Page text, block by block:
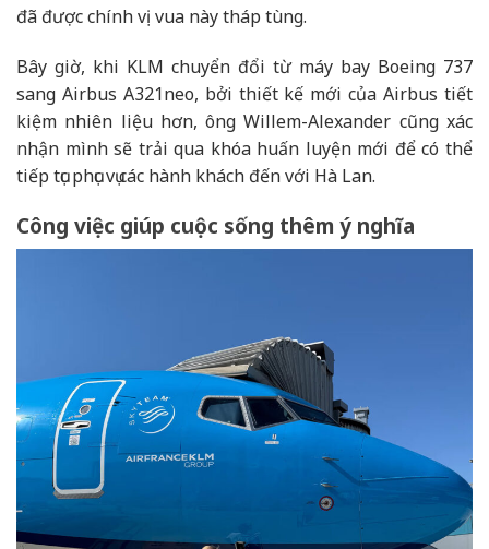
đã được chính vị vua này tháp tùng.
Bây giờ, khi KLM chuyển đổi từ máy bay Boeing 737
sang Airbus A321neo, bởi thiết kế mới của Airbus tiết
kiệm nhiên liệu hơn, ông Willem-Alexander cũng xác
nhận mình sẽ trải qua khóa huấn luyện mới để có thể
tiếp tục phục vụ các hành khách đến với Hà Lan.
Công việc giúp cuộc sống thêm ý nghĩa